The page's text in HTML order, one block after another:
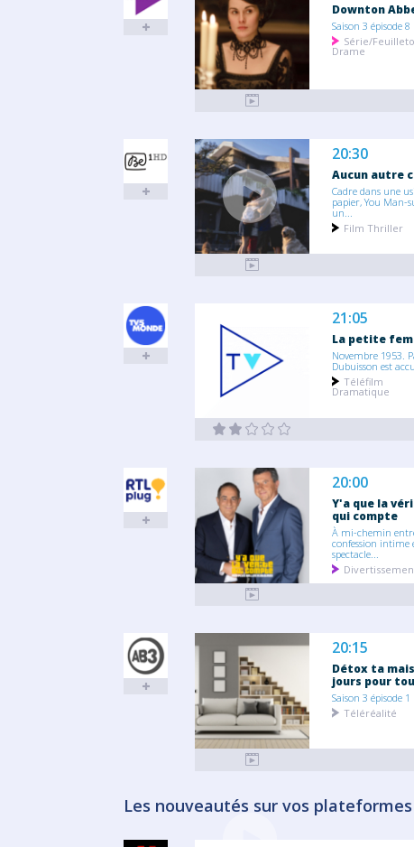
Downton
Saison 3 épisode 8
Série/
Drame
20:30
Aucun autre
Cadre dans une
papier, You Man-
un...
Film Thriller
21:05
La petite
Novembre 1953.
Dubuisson est
Téléfilm
Dramatique
20:00
Y'a que la
qui compte
À mi-chemin
confession intime
spectacle...
20:15
Détox ta
jours pour
Saison 3 épisode 1
Téléréalité
Les nouveautés sur vos